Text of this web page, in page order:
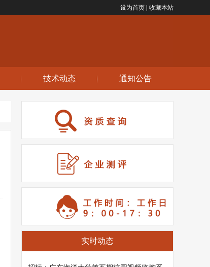
设为首页 | 收藏本站
技术动态 通知公告
实时动态